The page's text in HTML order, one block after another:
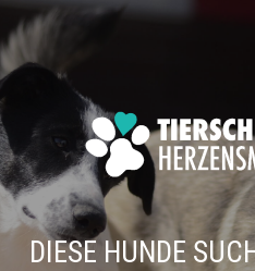
DIESE HUNDE